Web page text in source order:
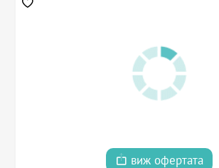
виж офертата